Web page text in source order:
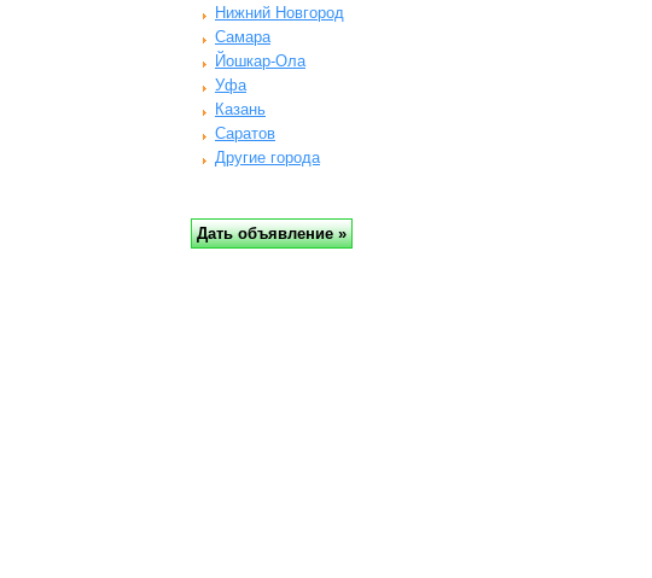
Нижний Новгород
Самара
Йошкар-Ола
Уфа
Казань
Саратов
Другие города